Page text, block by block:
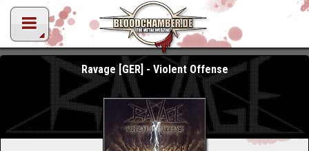
Ravage [GER] - Violent Offense